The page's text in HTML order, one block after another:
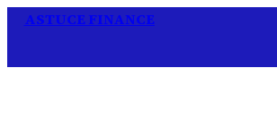
ASTUCE FINANCE